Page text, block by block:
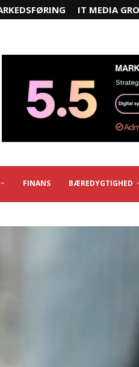
IT MEDIA
FINANS BÆREDYGTIGHED